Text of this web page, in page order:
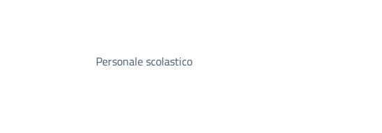
Personale scolastico